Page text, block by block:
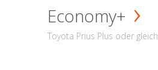
Economy+
Toyota Prius Plus oder